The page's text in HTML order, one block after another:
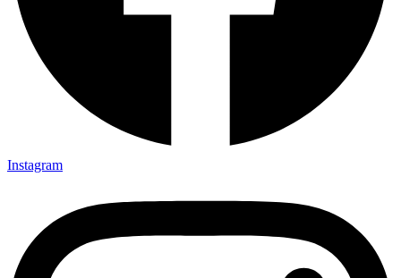
Instagram